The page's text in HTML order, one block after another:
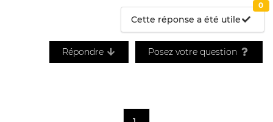
Cette réponse a été utile
0
Répondre Posez votre question